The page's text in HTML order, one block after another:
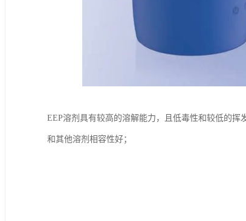
EEP溶剂具有较高的溶解能力，且低毒性和较低的挥
和其他溶剂相容性好；